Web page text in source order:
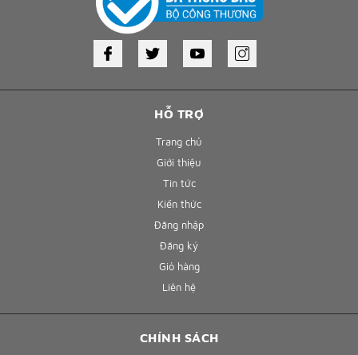
HỖ TRỢ
Trang chủ
Giới thiệu
Tin tức
Kiến thức
Đăng nhập
Đăng ký
Giỏ hàng
Liên hệ
CHÍNH SÁCH